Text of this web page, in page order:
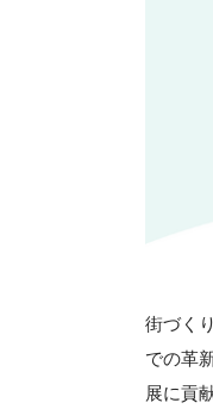
街づく
での革
展に貢